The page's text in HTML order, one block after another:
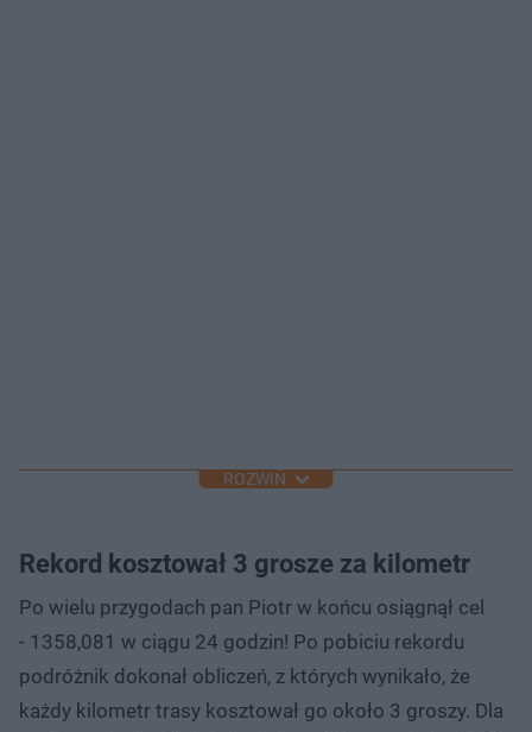
ROZWIŃ
Rekord kosztował 3 grosze za kilometr
Po wielu przygodach pan Piotr w końcu osiągnął cel
- 1358,081 w ciągu 24 godzin! Po pobiciu rekordu
podróżnik dokonał obliczeń, z których wynikało, że
każdy kilometr trasy kosztował go około 3 groszy. Dla